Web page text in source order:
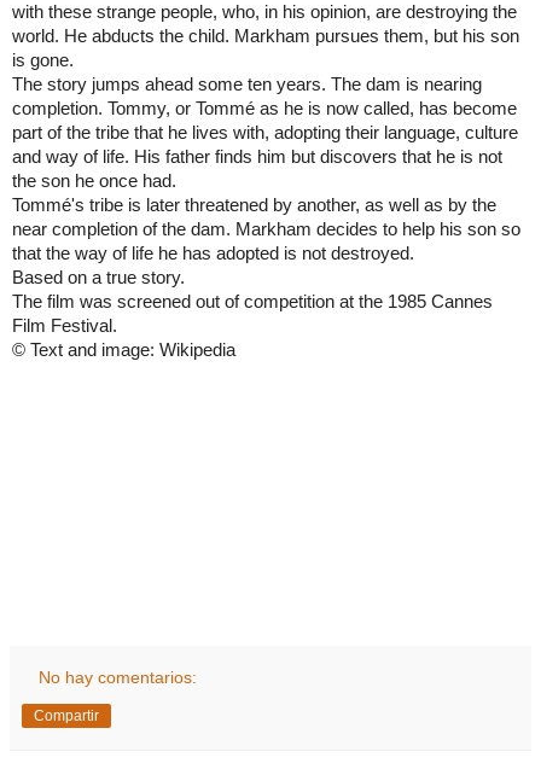
with these strange people, who, in his opinion, are destroying the
world. He abducts the child. Markham pursues them, but his son
is gone.
The story jumps ahead some ten years. The dam is nearing
completion. Tommy, or Tommé as he is now called, has become
part of the tribe that he lives with, adopting their language, culture
and way of life. His father finds him but discovers that he is not
the son he once had.
Tommé's tribe is later threatened by another, as well as by the
near completion of the dam. Markham decides to help his son so
that the way of life he has adopted is not destroyed.
Based on a true story.
The film was screened out of competition at the 1985 Cannes
Film Festival.
© Text and image: Wikipedia
No hay comentarios:
Compartir